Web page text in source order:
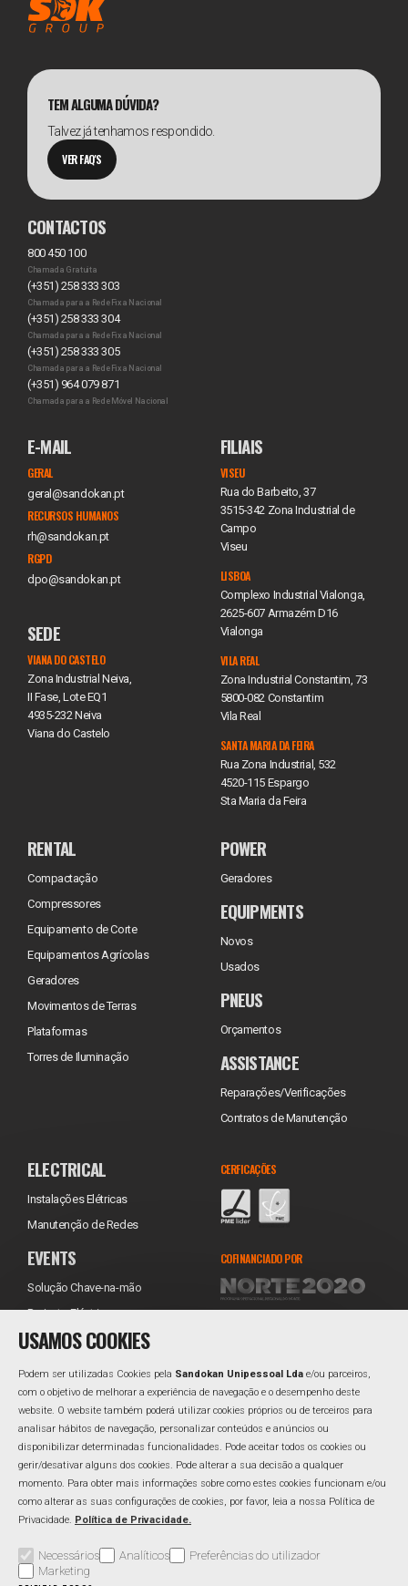
TEM ALGUMA DÚVIDA?
Talvez já tenhamos respondido.
VER FAQ'S
CONTACTOS
800 450 100
Chamada Gratuita
(+351) 258 333 303
Chamada para a Rede Fixa Nacional
(+351) 258 333 304
Chamada para a Rede Fixa Nacional
(+351) 258 333 305
Chamada para a Rede Fixa Nacional
(+351) 964 079 871
Chamada para a Rede Móvel Nacional
E-MAIL
GERAL
geral@sandokan.pt
RECURSOS HUMANOS
rh@sandokan.pt
RGPD
dpo@sandokan.pt
SEDE
VIANA DO CASTELO
Zona Industrial Neiva,
II Fase, Lote EQ1
4935-232 Neiva
Viana do Castelo
FILIAIS
VISEU
Rua do Barbeito, 37
3515-342 Zona Industrial de
Campo
Viseu
LISBOA
Complexo Industrial Vialonga,
2625-607 Armazém D16
Vialonga
VILA REAL
Zona Industrial Constantim, 73
5800-082 Constantim
Vila Real
SANTA MARIA DA FEIRA
Rua Zona Industrial, 532
4520-115 Espargo
Sta Maria da Feira
RENTAL
Compactação
Compressores
Equipamento de Corte
Equipamentos Agrícolas
Geradores
Movimentos de Terras
Plataformas
Torres de Iluminação
POWER
Geradores
EQUIPMENTS
Novos
Usados
PNEUS
Orçamentos
ASSISTANCE
Reparações/Verificações
Contratos de Manutenção
ELECTRICAL
Instalações Elétricas
Manutenção de Redes
EVENTS
Solução Chave-na-mão
Projecto Eléctrico
Equipamentos
Instalação
Assistência Técnica
Reabastecimento
CERFICAÇÕES
COFINANCIADO POR
REDES SOCIAIS
Facebook
Linkedin
Área ReservadaPerguntas Frequentes
Política de Privacidade
USAMOS COOKIES
Podem ser utilizadas Cookies pela Sandokan Unipessoal Lda e/ou parceiros,
com o objetivo de melhorar a experiência de navegação e o desempenho deste
website. O website também poderá utilizar cookies próprios ou de terceiros para
analisar hábitos de navegação, personalizar conteúdos e anúncios ou
disponibilizar determinadas funcionalidades. Pode aceitar todos os cookies ou
gerir/desativar alguns dos cookies. Pode alterar a sua decisão a qualquer
momento. Para obter mais informações sobre como estes cookies funcionam e/ou
como alterar as suas configurações de cookies, por favor, leia a nossa Política de
Privacidade. Política de Privacidade.
Necessários Analíticos
Preferências do utilizador
Marketing